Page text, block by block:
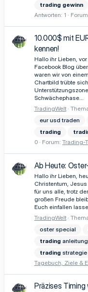
trading gewinn
Antworten: 1
10.000$ mit
kennen!
Hallo ihr Lieben,
Facebook Blog
waren wir von
Chartbild trübte
Schwächephase...
TradingWelt
eur usd traden
trading
0
Forum: Trading-
Ab Heute:
Hallo ihr Lieben,
Christentum,
für uns alle, trotz
großen Freude
Euch einfallen
TradingWelt
oster special
trading anleitung
trading strategie
Tagebuch, Ziele &
Präzises Timing